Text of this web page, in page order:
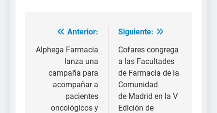
Navegación
de
entradas
Anterior:
Alphega Farmacia
lanza una
campaña para
acompañar a
pacientes
oncológicos y
Siguiente:
Cofares congrega
a las Facultades
de Farmacia de la
Comunidad
de Madrid en la V
Edición de